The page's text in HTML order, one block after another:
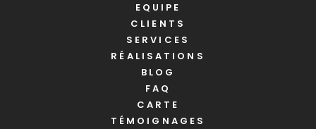
EQUIPE
CLIENTS
SERVICES
RÉALISATIONS
BLOG
FAQ
CARTE
TÉMOIGNAGES